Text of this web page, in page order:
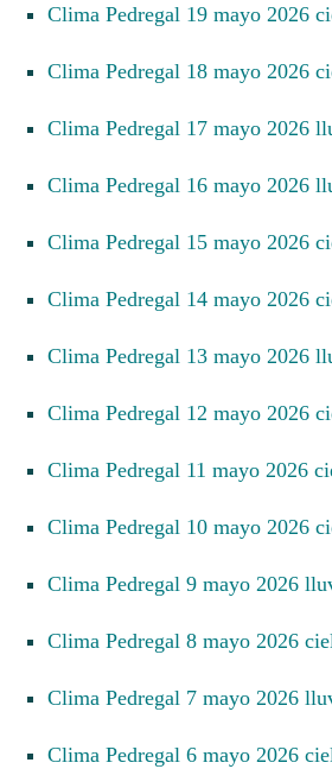
Clima Pedregal 19 mayo 2026
Clima Pedregal 18 mayo 2026
Clima Pedregal 17 mayo 2026
Clima Pedregal 16 mayo 2026
Clima Pedregal 15 mayo 2026
Clima Pedregal 14 mayo 2026
Clima Pedregal 13 mayo 2026
Clima Pedregal 12 mayo 2026
Clima Pedregal 11 mayo 2026
Clima Pedregal 10 mayo 2026
Clima Pedregal 9 mayo 2026
Clima Pedregal 8 mayo 2026
Clima Pedregal 7 mayo 2026
Clima Pedregal 6 mayo 2026